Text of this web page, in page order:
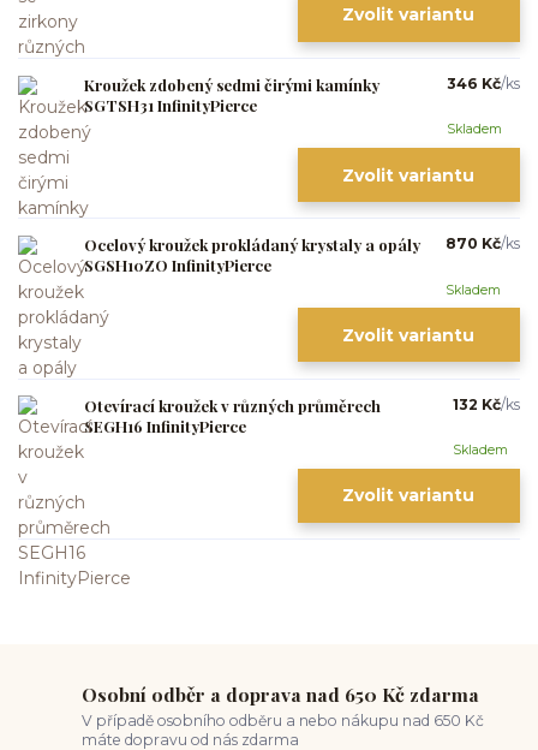
Zvolit variantu
Kroužek zdobený sedmi čirými kamínky
SGTSH31 InfinityPierce
346 Kč/ks
Skladem
Zvolit variantu
Ocelový kroužek prokládaný krystaly a opály
SGSH10ZO InfinityPierce
870 Kč/ks
Skladem
Zvolit variantu
Otevírací kroužek v různých průměrech
SEGH16 InfinityPierce
132 Kč/ks
Skladem
Zvolit variantu
Osobní odběr a doprava nad 650 Kč zdarma
V případě osobního odběru a nebo nákupu nad 650 Kč
máte dopravu od nás zdarma